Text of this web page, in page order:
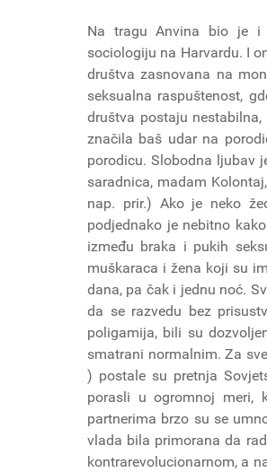
Na tragu Anvina bio je i
sociologiju na Harvardu. I
društva zasnovana na
seksualna raspuštenost,
društva postaju
značila baš udar na
porodicu. Slobodna ljubav
saradnica, madam
nap. prir.) Ako je neko
podjednako je nebitno
između braka i pukih
muškaraca i žena koji su
dana, pa čak i jednu noć.
da se razvedu bez
poligamija, bili su
smatrani normalnim. Za
) postale su pretnja
porasli u ogromnoj meri,
partnerima brzo su se
vlada bila primorana da
kontrarevolucionarnom, a